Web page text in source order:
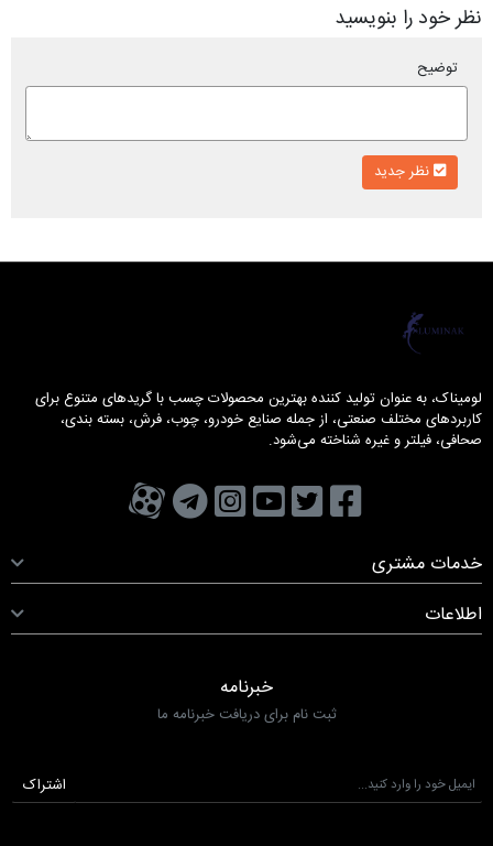
نظر خود را بنویسید
توضیح
نظر جدید
لومیناک، به عنوان تولید کننده بهترین محصولات چسب با گریدهای متنوع برای
کاربردهای مختلف صنعتی، از جمله صنایع خودرو، چوب، فرش، بسته بندی،
صحافی، فیلتر و غیره شناخته می‌شود.
فیسبوک
تویتریوتیوب
صفحهکانال تلگرام
کانال آپارات
خدمات مشتری
اطلاعات
خبرنامه
ثبت نام برای دریافت خبرنامه ما
اشتراک